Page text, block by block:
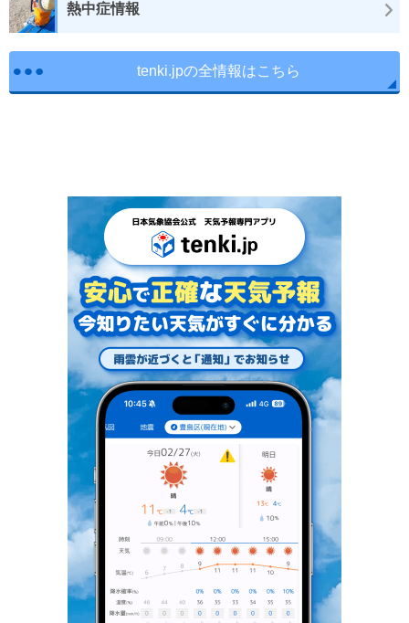
熱中症情報
tenki.jpの全情報はこちら